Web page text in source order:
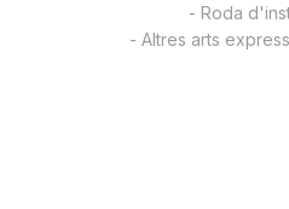
- Roda
- Altres arts